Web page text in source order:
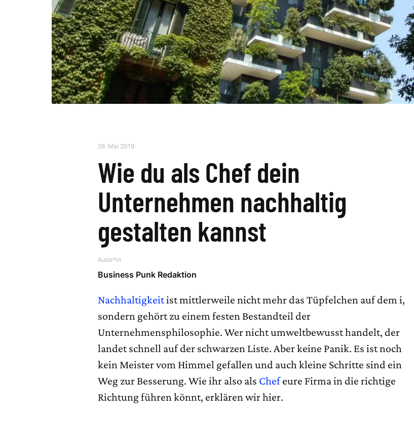
28. Mai 2019
Wie du als Chef dein
Unternehmen nachhaltig
gestalten kannst
Autor*in
Business Punk Redaktion
Nachhaltigkeitist mittlerweile nicht mehr das Tüpfelchen auf dem i,
sondern gehört zu einem festen Bestandteil der
Unternehmensphilosophie. Wer nicht umweltbewusst handelt, der
landet schnell auf der schwarzen Liste. Aber keine Panik. Es ist noch
kein Meister vom Himmel gefallen und auch kleine Schritte sind ein
Weg zur Besserung. Wie ihr also als Chefeure Firma in die richtige
Richtung führen könnt, erklären wir hier.